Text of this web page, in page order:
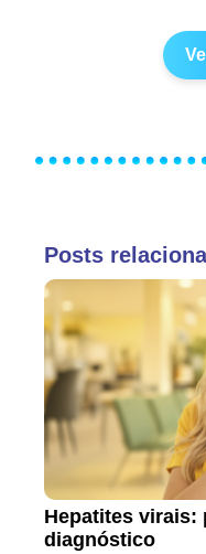
Posts
Hepatites virais:
diagnóstico